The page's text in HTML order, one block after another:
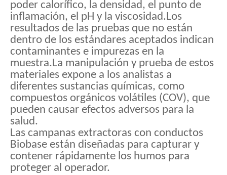
poder calorífico, la densidad, el punto de
inflamación, el pH y la viscosidad.Los
resultados de las pruebas que no están
dentro de los estándares aceptados indican
contaminantes e impurezas en la
muestra.La manipulación y prueba de estos
materiales expone a los analistas a
diferentes sustancias químicas, como
compuestos orgánicos volátiles (COV), que
pueden causar efectos adversos para la
salud.
Las campanas extractoras con conductos
Biobase están diseñadas para capturar y
contener rápidamente los humos para
proteger al operador.